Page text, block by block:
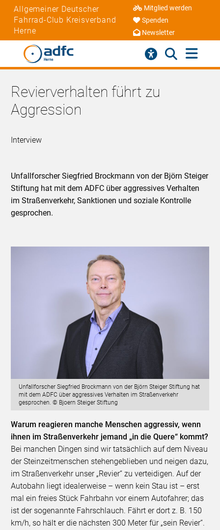
Allgemeiner Deutscher
Fahrrad-Club Kreisverband
Herne
Mitglied werden
Spenden
Newsletter
Revierverhalten führt zu
Aggression
Interview
Unfallforscher Siegfried Brockmann von der Björn Steiger
Stiftung hat mit dem ADFC über aggressives Verhalten
im Straßenverkehr, Sanktionen und soziale Kontrolle
gesprochen.
Unfallforscher Siegfried Brockmann von der Björn Steiger Stiftung hat
mit dem ADFC über aggressives Verhalten im Straßenverkehr
gesprochen. © Bjoern Steiger Stiftung
Warum reagieren manche Menschen aggressiv, wenn
ihnen im Straßenverkehr jemand „in die Quere“ kommt?
Bei manchen Dingen sind wir tatsächlich auf dem Niveau
der Steinzeitmenschen stehengeblieben und neigen dazu,
im Straßenverkehr unser „Revier“ zu verteidigen. Auf der
Autobahn liegt idealerweise – wenn kein Stau ist – erst
mal ein freies Stück Fahrbahn vor einem Autofahrer; das
ist der sogenannte Fahrschlauch. Fährt er dort z. B. 150
km/h, so hält er die nächsten 300 Meter für „sein Revier“.